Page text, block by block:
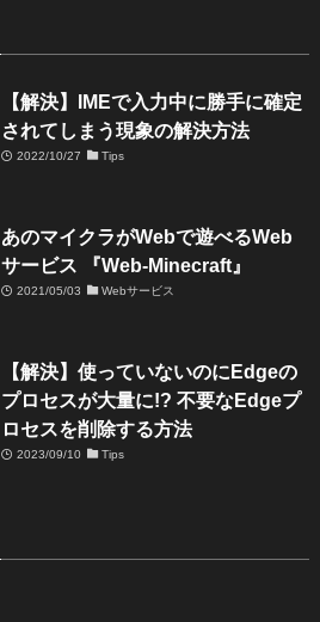
【解決】IMEで入力中に勝手に確定
されてしまう現象の解決方法
2022/10/27 Tips
あのマイクラがWebで遊べるWeb
サービス 『Web-Minecraft』
2021/05/03 Webサービス
【解決】使っていないのにEdgeの
プロセスが大量に!? 不要なEdgeプ
ロセスを削除する方法
2023/09/10 Tips